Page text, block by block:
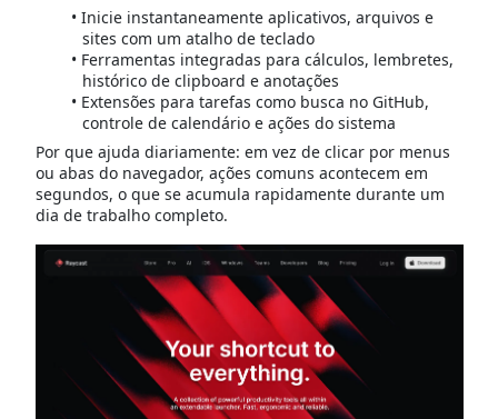
Inicie instantaneamente aplicativos, arquivos e
sites com um atalho de teclado
Ferramentas integradas para cálculos, lembretes,
histórico de clipboard e anotações
Extensões para tarefas como busca no GitHub,
controle de calendário e ações do sistema
Por que ajuda diariamente: em vez de clicar por menus
ou abas do navegador, ações comuns acontecem em
segundos, o que se acumula rapidamente durante um
dia de trabalho completo.